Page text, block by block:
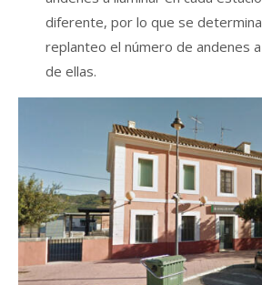
diferente, por lo que se
replanteo el número de andenes
de ellas.